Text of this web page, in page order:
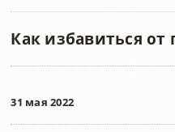
Как избавиться от
31 мая 2022